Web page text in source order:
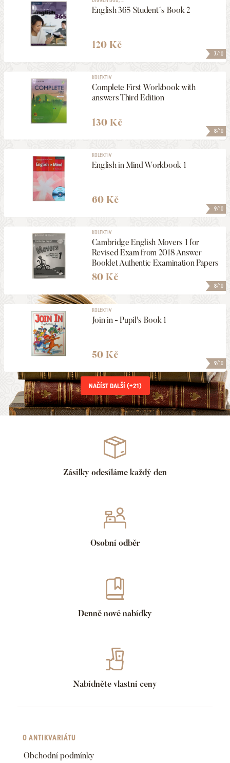
7/10
English 365 Student´s Book 2
120 Kč
8/10
KOLEKTIV
Complete First Workbook with
answers Third Edition
130 Kč
9/10
KOLEKTIV
English in Mind Workbook 1
60 Kč
8/10
KOLEKTIV
Cambridge English Movers 1 for
Revised Exam from 2018 Answer
Booklet Authentic Examination Papers
80 Kč
9/10
KOLEKTIV
Join in - Pupil's Book 1
50 Kč
NAČÍST DALŠÍ (+21)
Zásilky odesíláme každý den
Osobní odběr
Denně nové nabídky
Nabídněte vlastní ceny
O ANTIKVARIÁTU
Obchodní podmínky